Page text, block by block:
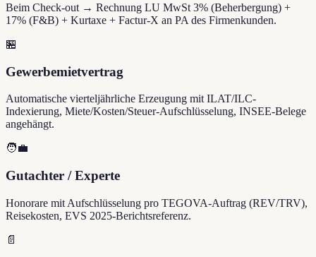
Beim Check-out → Rechnung LU MwSt 3% (Beherbergung) +
17% (F&B) + Kurtaxe + Factur-X an PA des Firmenkunden.
🏪
Gewerbemietvertrag
Automatische vierteljährliche Erzeugung mit ILAT/ILC-
Indexierung, Miete/Kosten/Steuer-Aufschlüsselung, INSEE-Belege
angehängt.
🧑‍💼
Gutachter / Experte
Honorare mit Aufschlüsselung pro TEGOVA-Auftrag (REV/TRV),
Reisekosten, EVS 2025-Berichtsreferenz.
📄